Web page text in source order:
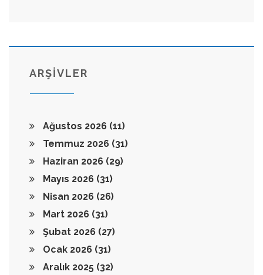
ARŞİVLER
Ağustos 2026 (11)
Temmuz 2026 (31)
Haziran 2026 (29)
Mayıs 2026 (31)
Nisan 2026 (26)
Mart 2026 (31)
Şubat 2026 (27)
Ocak 2026 (31)
Aralık 2025 (32)